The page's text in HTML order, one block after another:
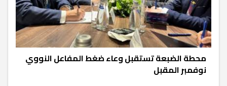
محطة الضبعة تستقبل وعاء ضغط المفاعل النووي
نوفمبر المقبل